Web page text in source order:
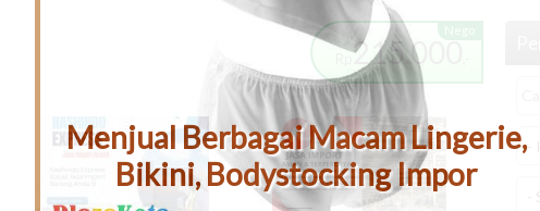
Menjual Berbagai Macam Lingerie,
Bikini, Bodystocking Impor
Nego
Rp215.000